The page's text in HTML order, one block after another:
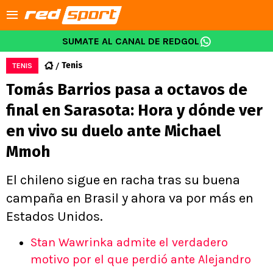
SUMATE AL CANAL DE REDGOL
TENIS Tenis
Tomás Barrios pasa a octavos de
final en Sarasota: Hora y dónde ver
en vivo su duelo ante Michael
Mmoh
El chileno sigue en racha tras su buena
campaña en Brasil y ahora va por más en
Estados Unidos.
Stan Wawrinka admite el verdadero
motivo por el que perdió ante Alejandro